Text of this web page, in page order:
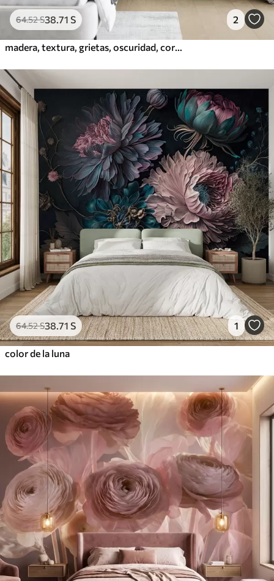
64.52S38 .71 S 2
64.52S38 .71 S 1
color de la luna